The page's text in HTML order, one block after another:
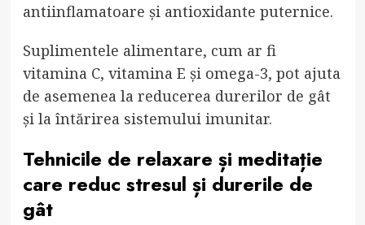
antiinflamatoare și antioxidante puternice.
Suplimentele alimentare, cum ar fi
vitamina C, vitamina E și omega-3, pot ajuta
de asemenea la reducerea durerilor de gât
și la întărirea sistemului imunitar.
Tehnicile de relaxare și meditație
care reduc stresul și durerile de
gât